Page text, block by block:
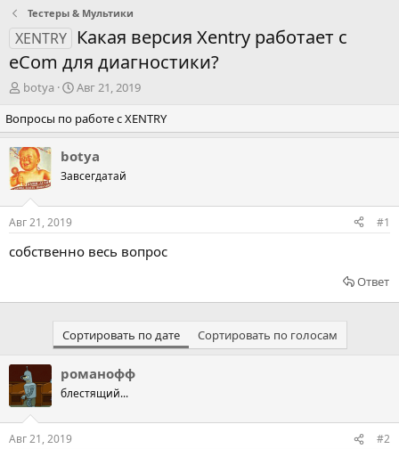
Тестеры & Мультики
XENTRY
Какая версия Xentry работает с
eCom для диагностики?
А
т
о
р
т
е
м
ы
botya
Д
т
а
н
а
ч
а
Авг 21, 2019
Вопросы по работе с XENTRY
botya
Завсегдатай
Авг 21, 2019 #1
собственно весь вопрос
Ответ
Сортировать по дате Сортировать по голосам
романофф
блестящий...
Авг 21, 2019 #2